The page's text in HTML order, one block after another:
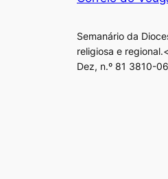
Semanário da
religiosa e
Dez, n.º 81 3810-